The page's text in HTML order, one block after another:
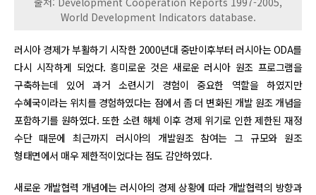
World Development Indicators database.
러시아 경제가 부활하기 시작한 2000년대 중반이후부터 러시아는 ODA를
다시 시작하게 되었다. 흥미로운 것은 새로운 러시아 원조 프로그램을
구축하는데 있어 과거 소련시기 경험이 중요한 역할을 하였지만
수혜국이라는 위치를 경험하였다는 점에서 좀 더 변화된 개발 원조 개념을
포함하기를 원하였다. 또한 소련 해체 이후 경제 위기로 인한 제한된 재정
수단 때문에 최근까지 러시아의 개발원조 참여는 그 규모와 원조
형태면에서 매우 제한적이었다는 점도 감안하였다.
새로운 개발협력 개념에는 러시아의 경제 상황에 따라 개발협력의 방향과